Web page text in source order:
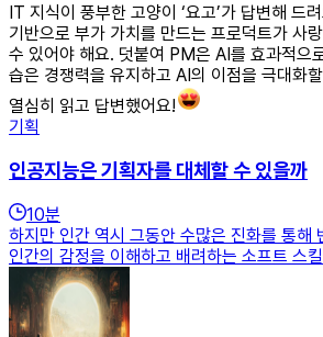
IT 지식이 풍부한 고양이 ‘요고’가 답변해 드
기반으로 부가 가치를 만드는 프로덕트가 사
수 있어야 해요. 덧붙여 PM은 AI를 효과적으
습은 경쟁력을 유지하고 AI의 이점을 극대화
열심히 읽고 답변했어요!
기획
인공지능은 기획자를 대체할 수 있을까
10분
하지만 인간 역시 그동안 수많은 진화를 통해
인간의 감정을 이해하고 배려하는 소프트 스